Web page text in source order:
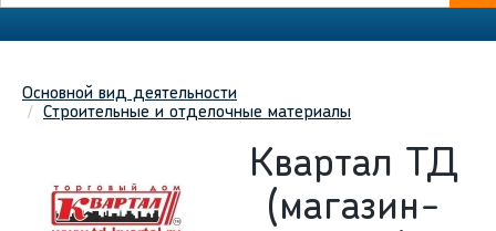
Основной вид деятельности
Строительные и отделочные материалы
Квартал ТД
(магазин-